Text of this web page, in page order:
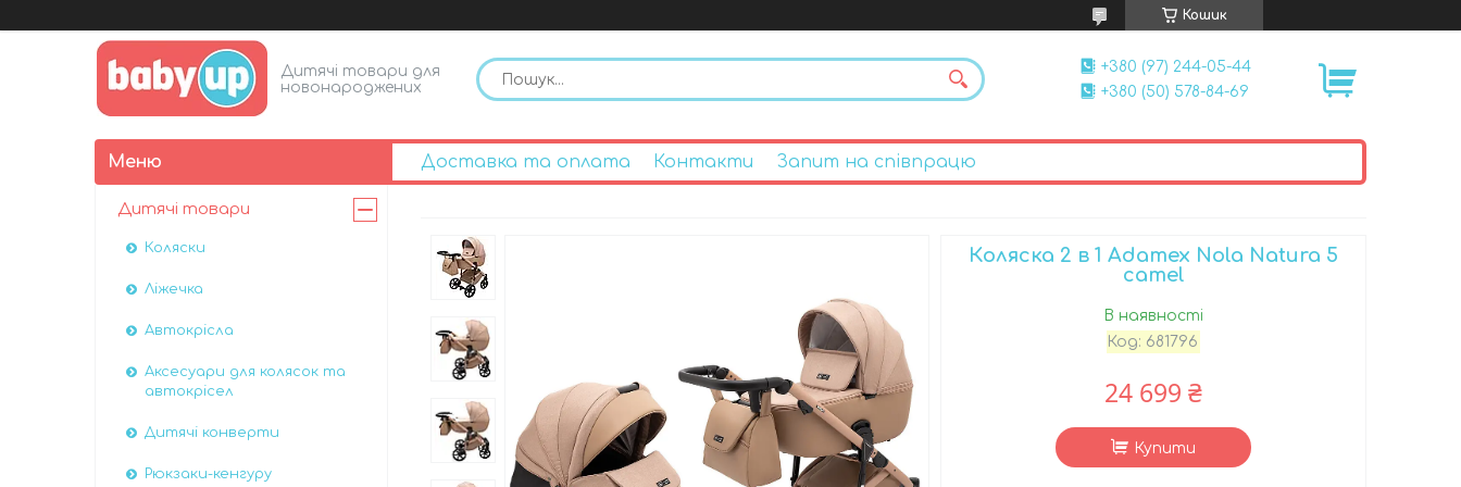
Кошик
Дитячі товари для
новонароджених
+380 (97) 244-05-44
+380 (50) 578-84-69
Доставка та оплата Контакти Запит на співпрацю
Коляска 2 в 1 Adamex Nola Natura 5
camel
В наявності
Код: 681796
24 699 ₴
Купити
Дитячі товари
Коляски
Ліжечка
Автокрісла
Аксесуари для колясок та
автокрісел
Дитячі конверти
Рюкзаки-кенгуру